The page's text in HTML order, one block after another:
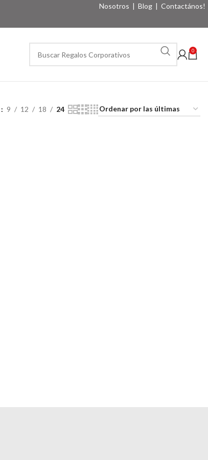
Nosotros | Blog | Contactános!
0
9 12 18 24